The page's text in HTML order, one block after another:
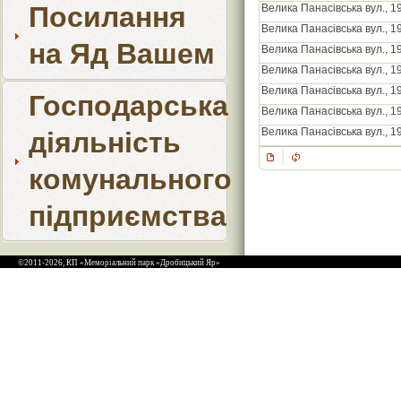
Посилання
на Яд Вашем
Господарська
діяльність
комунального
підприємства
Велика Панасівська вул.,
Велика Панасівська вул.,
Велика Панасівська вул.,
Велика Панасівська вул.,
Велика Панасівська вул.,
Велика Панасівська вул.,
Велика Панасівська вул.,
©2011-2026, КП «Меморіальний парк «Дробицький Яр»